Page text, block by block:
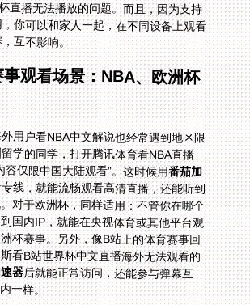
互不影响。
观看场景：NBA、欧洲杯
用户看NBA中文解说也经常遇到地区限
留学的同学，打开腾讯体育看NBA直播
容仅限中国大陆观看”。这时候用番茄加
线，就能流畅观看高清直播，还能听到
说。对于欧洲杯，同样适用：不管你在哪个
换到国内IP，就能在央视体育或其他平台观
欧洲杯赛事。另外，像B站上的体育赛事回
罗斯看B站世界杯中文直播海外无法观看的
器后就能正常访问，还能参与弹幕互
一样。